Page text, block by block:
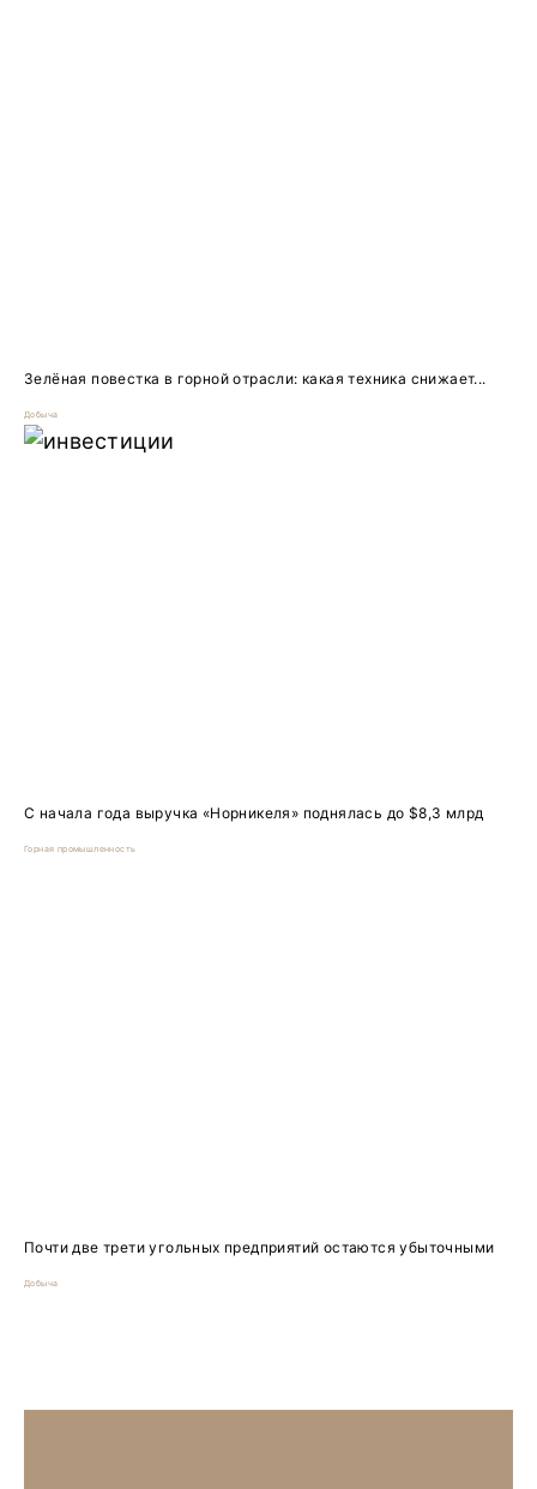
Зелёная повестка в горной отрасли: какая техника снижает...
Добыча
С начала года выручка «Норникеля» поднялась до $8,3 млрд
Горная промышленность
Почти две трети угольных предприятий остаются убыточными
Добыча